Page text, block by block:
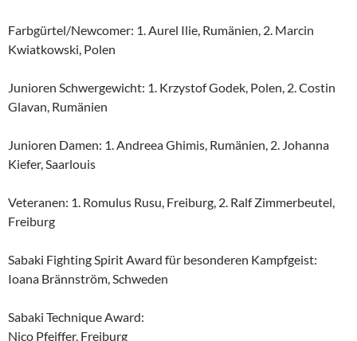
Farbgürtel/Newcomer: 1. Aurel Ilie, Rumänien, 2. Marcin
Kwiatkowski, Polen
Junioren Schwergewicht: 1. Krzystof Godek, Polen, 2. Costin
Glavan, Rumänien
Junioren Damen: 1. Andreea Ghimis, Rumänien, 2. Johanna
Kiefer, Saarlouis
Veteranen: 1. Romulus Rusu, Freiburg, 2. Ralf Zimmerbeutel,
Freiburg
Sabaki Fighting Spirit Award für besonderen Kampfgeist:
Ioana Brännström, Schweden
Sabaki Technique Award:
Nico Pfeiffer, Freiburg